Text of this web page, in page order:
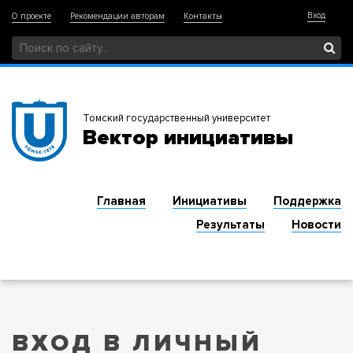
О проекте Рекомендации авторам Контакты Вход
Томский государственный университет
Вектор инициативы
Главная Инициативы
Поддержка
Результаты
Новости
ВХОД В ЛИЧНЫЙ